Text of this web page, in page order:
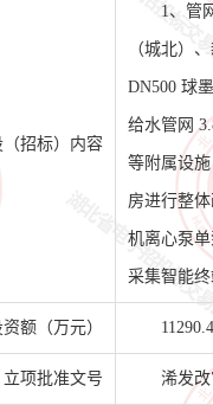
（招标）内容
1、管
（城北）
DN500 球
给水管网
等附属设
房进行整
机离心泵
采集智能
额（万元）
立项批准文号 浠发改